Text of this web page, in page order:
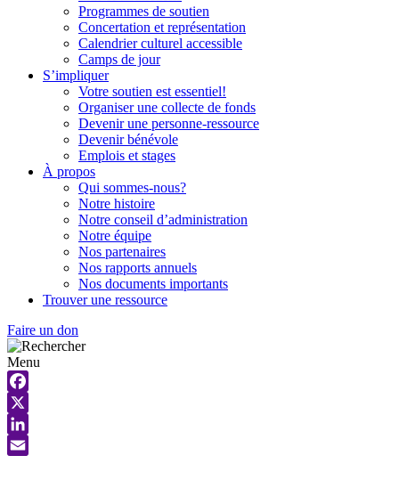
Programmes de soutien
Concertation et représentation
Calendrier culturel accessible
Camps de jour
S’impliquer
Votre soutien est essentiel!
Organiser une collecte de fonds
Devenir une personne-ressource
Devenir bénévole
Emplois et stages
À propos
Qui sommes-nous?
Notre histoire
Notre conseil d’administration
Notre équipe
Nos partenaires
Nos rapports annuels
Nos documents importants
Trouver une ressource
Faire un don
Menu
Facebook
X
LinkedIn